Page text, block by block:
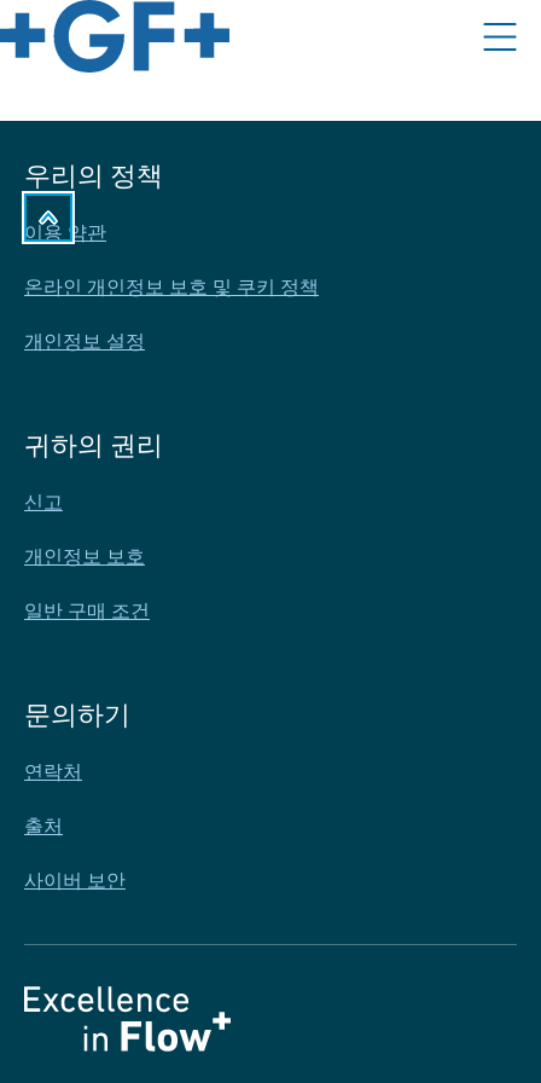
우리의 정책
이용 약관
온라인 개인정보 보호 및 쿠키 정책
개인정보 설정
귀하의 권리
신고
개인정보 보호
일반 구매 조건
문의하기
연락처
출처
사이버 보안